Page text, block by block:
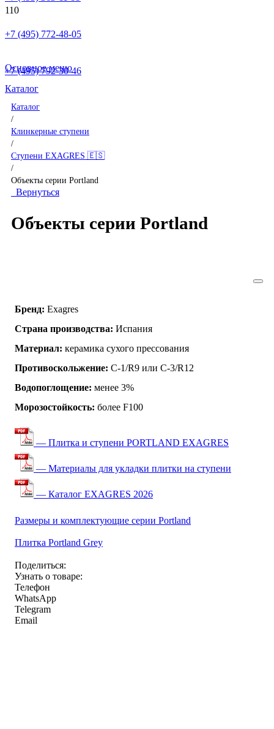
+7 (495) 772-48-05
+7 (495) 792-30-46
Основное меню
Каталог
Каталог
/
Клинкерные ступени
/
Ступени EXAGRES 🇪🇸
/
Объекты серии Portland
Вернуться
Объекты серии Portland
Бренд: Exagres
Страна производства: Испания
Материал: керамика сухого прессования
Противоскольжение: C-1/R9 или C-3/R12
Водопоглощение: менее 3%
Морозостойкость: более F100
— Плитка и ступени PORTLAND EXAGRES
— Материалы для укладки плитки на ступени
— Каталог EXAGRES 2026
Размеры и комплектующие серии Portland
Плитка Portland Grey
Поделиться:
Узнать о товаре:
Телефон
WhatsApp
Telegram
Email